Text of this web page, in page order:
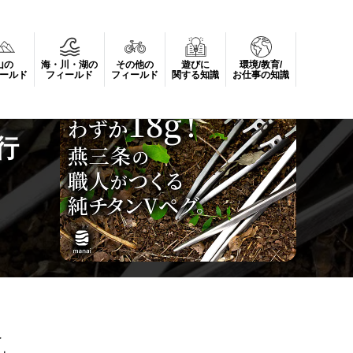
の
ルド
海・川・湖の
フィールド
その他の
フィールド
遊びに
関する知識
環境/教育/
お仕事の知識